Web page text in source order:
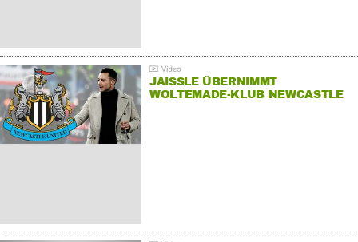
JAISSLE ÜBERNIMMT
WOLTEMADE-KLUB NEWCASTLE